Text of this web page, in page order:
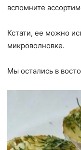
вспомните
Кстати, ее можно
микроволновке.
Мы остались в